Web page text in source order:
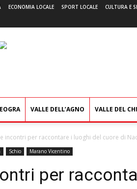
ECONOMIA LOCALE SPORT LOCALE CULTURA E
VALLE DELL’AGNO VALLE DEL
incontri per raccontare i luoghi del cuore di
Schio Marano Vicentino
per